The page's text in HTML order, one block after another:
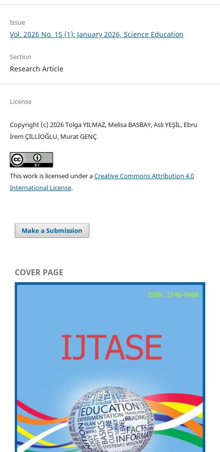
Issue
Vol. 2026 No. 15 (1): January 2026, Science Education
Section
Research Article
License
Copyright (c) 2026 Tolga YILMAZ, Melisa BASBAY, Aslı YEŞİL, Ebru
İrem ÇİLLİOĞLU, Murat GENÇ
This work is licensed under aCreative Commons Attribution 4.0
International License.
Make a Submission
COVER PAGE